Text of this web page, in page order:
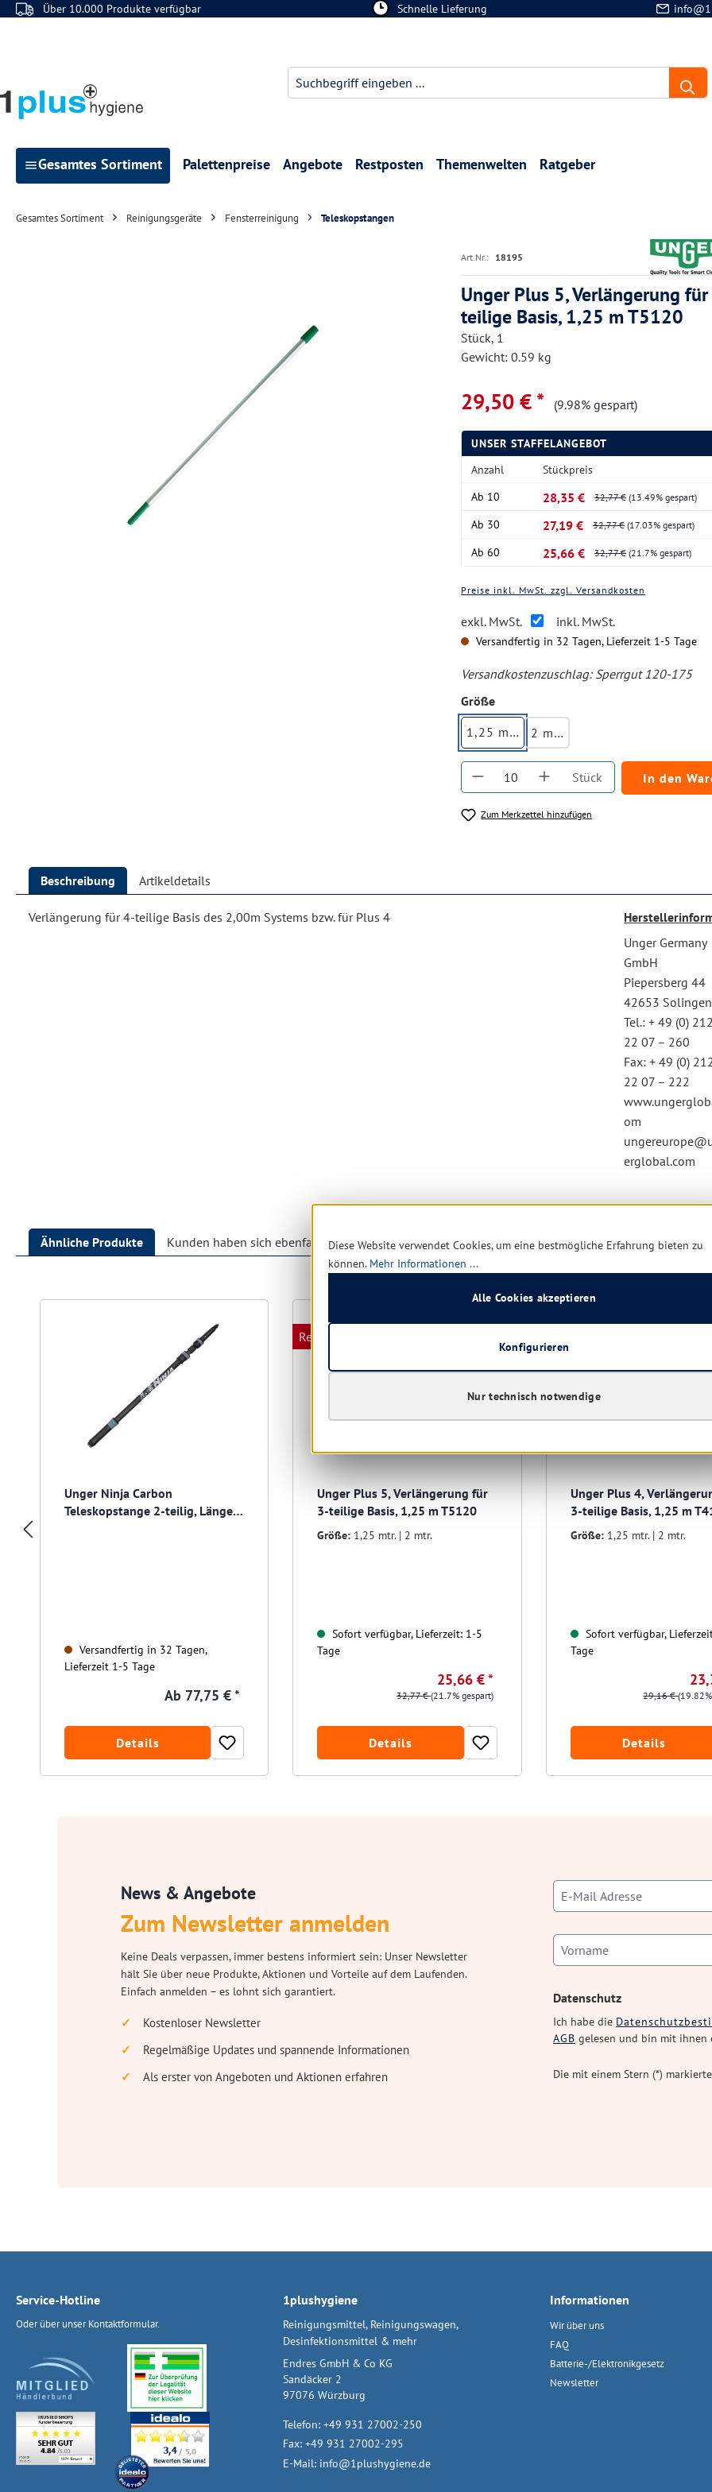
Hauptinhalt springen
Zur Suche springen
Zur Hauptnavigation springen
Über 10.000 Produkte verfügbar Schnelle Lieferung
Gesamtes Sortiment Palettenpreise Angebote Restposten Themenwelten Ratgeber
Gesamtes Sortiment Reinigungsgeräte Fensterreinigung Teleskopstangen
Art.Nr.: 18195
Unger Plus 5, Verlängerung
teilige Basis, 1,25 m T5120
Stück, 1
Gewicht: 0.59 kg
29,50 € * (9.98% gespart)
UNSER STAFFELANGEBOT
Anzahl
Stückpreis
Ab 10 28,35 € 32,77 € (13.49% gespart)
Ab 30 27,19 € 32,77 € (17.03% gespart)
Ab 60 25,66 € 32,77 € (21.7% gespart)
Preise inkl. MwSt. zzgl. Versandkosten
exkl. MwSt. inkl. MwSt.
Versandfertig in 32 Tagen, Lieferzeit 1-5 Tage
Versandkostenzuschlag: Sperrgut 120-175
Größeauswählen
1,25 mtr.
2 mtr.
Produkt Anzahl: Gib den
Stück In den
Zum Merkzettel hinzufügen
Beschreibung Artikeldetails
Verlängerung für 4-teilige Basis des 2,00m Systems bzw. für Plus 4
Unger Germany
GmbH
Piepersberg 44
42653 Solingen
Tel.: + 49 (0)
22 07 – 260
Fax: + 49 (0)
22 07 – 222
om
erglobal.com
Ähnliche Produkte Kunden haben sich ebenfalls angesehen
Unger Ninja Carbon
Teleskopstange 2-teilig, Länge
Versandfertig in 32 Tagen,
Lieferzeit 1-5 Tage
Ab 77,75 € *
Details
Restposten
Unger Plus 5, Verlängerung für
3-teilige Basis, 1,25 m T5120
Größe: 1,25 mtr. | 2 mtr.
Sofort verfügbar, Lieferzeit: 1-5
Tage
25,66 € *
32,77 €(21.7% gespart)
Details
Unger Plus 4,
3-teilige Basis, 1,25 m
Größe: 1,25 mtr. | 2 mtr.
Sofort verfügbar,
Tage
29,16 €
Details
News & Angebote
Zum Newsletter anmelden
Keine Deals verpassen, immer bestens informiert sein: Unser Newsletter
hält Sie über neue Produkte, Aktionen und Vorteile auf dem Laufenden.
Einfach anmelden – es lohnt sich garantiert.
Kostenloser Newsletter
Regelmäßige Updates und spannende Informationen
Als erster von Angeboten und Aktionen erfahren
Datenschutz
Ich habe die
AGB gelesen und bin mit ihnen
Die mit einem Stern (*)
Service-Hotline
Oder über unserKontaktformular.
1plushygiene
Reinigungsmittel, Reinigungswagen,
Desinfektionsmittel & mehr
Endres GmbH & Co KG
Sandäcker 2
97076 Würzburg
Telefon: +49 931 27002-250
Fax: +49 931 27002-295
E-Mail: info@1plushygiene.de
Informationen
Wir über uns
FAQ
Batterie-/Elektronikgesetz
Newsletter
Diese Website verwendet Cookies, um eine bestmögliche Erfahrung bieten zu
können. Mehr Informationen ...
Nur technisch notwendige
Konfigurieren
Alle Cookies akzeptieren